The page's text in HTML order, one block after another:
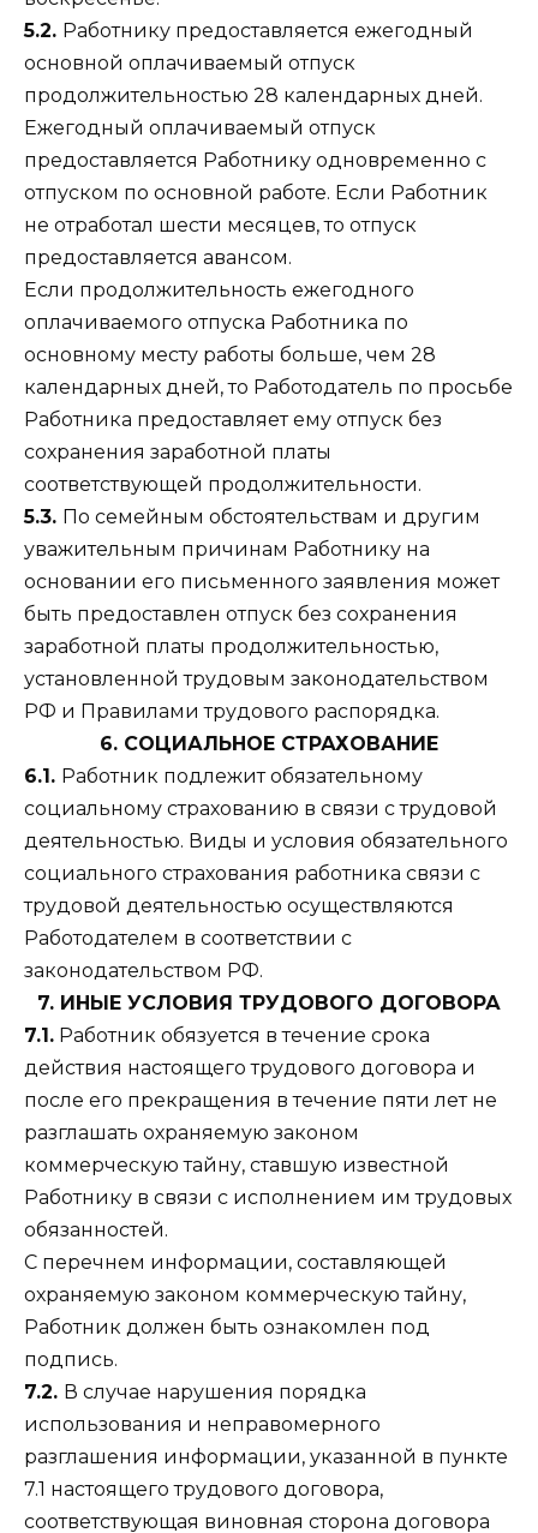
5.2. Работнику предоставляется ежегодный
основной оплачиваемый отпуск
продолжительностью 28 календарных дней.
Ежегодный оплачиваемый отпуск
предоставляется Работнику одновременно с
отпуском по основной работе. Если Работник
не отработал шести месяцев, то отпуск
предоставляется авансом.
Если продолжительность ежегодного
оплачиваемого отпуска Работника по
основному месту работы больше, чем 28
календарных дней, то Работодатель по просьбе
Работника предоставляет ему отпуск без
сохранения заработной платы
соответствующей продолжительности.
5.3. По семейным обстоятельствам и другим
уважительным причинам Работнику на
основании его письменного заявления может
быть предоставлен отпуск без сохранения
заработной платы продолжительностью,
установленной трудовым законодательством
РФ и Правилами трудового распорядка.
6. СОЦИАЛЬНОЕ СТРАХОВАНИЕ
6.1. Работник подлежит обязательному
социальному страхованию в связи с трудовой
деятельностью. Виды и условия обязательного
социального страхования работника связи с
трудовой деятельностью осуществляются
Работодателем в соответствии с
законодательством РФ.
7. ИНЫЕ УСЛОВИЯ ТРУДОВОГО ДОГОВОРА
7.1. Работник обязуется в течение срока
действия настоящего трудового договора и
после его прекращения в течение пяти лет не
разглашать охраняемую законом
коммерческую тайну, ставшую известной
Работнику в связи с исполнением им трудовых
обязанностей.
С перечнем информации, составляющей
охраняемую законом коммерческую тайну,
Работник должен быть ознакомлен под
подпись.
7.2. В случае нарушения порядка
использования и неправомерного
разглашения информации, указанной в пункте
7.1 настоящего трудового договора,
соответствующая виновная сторона договора